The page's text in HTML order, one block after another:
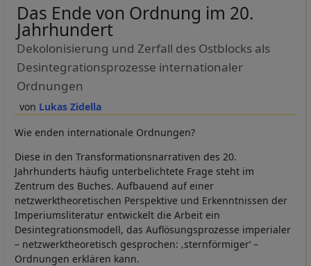
Lukas Zidella
Das Ende von Ordnung im 20.
Jahrhundert
Dekolonisierung und Zerfall des Ostblocks als
Desintegrationsprozesse internationaler
Ordnungen
Wie enden internationale Ordnungen?
Diese in den Transformationsnarrativen des 20.
Jahrhunderts häufig unterbelichtete Frage steht im
Zentrum des Buches. Aufbauend auf einer
netzwerktheoretischen Perspektive und Erkenntnissen der
Imperiumsliteratur entwickelt die Arbeit ein
Desintegrationsmodell, das Auflösungsprozesse imperialer
– netzwerktheoretisch gesprochen: ‚sternförmiger‘ –
Ordnungen erklären kann.